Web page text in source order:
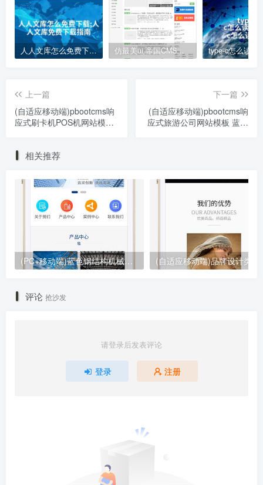
人人文库怎么免费下载;人人文库免费下载指南 仿最美ui 帝国CMS模板
上一篇
(自适应移动端)pbootcms响
应式刷卡机POS机网站模板
下一篇
(自适应移动端)pbootcms响
应式旅游公司网站模板 蓝色
相关推荐
(PC+移动端)蓝色钢结构机械五金网站pbootcms模板 营销型工程建筑基建网站源码下载
评论 抢沙发
请登录后发表评论
登录 注册